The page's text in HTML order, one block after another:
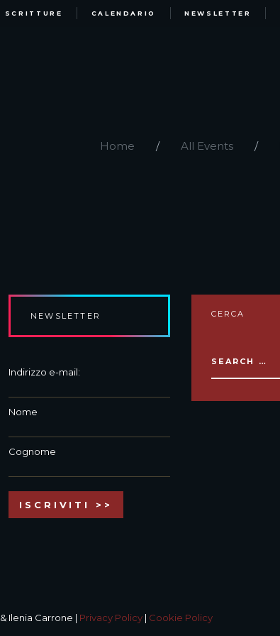
SCRITTURE CALENDARIO NEWSLETTER
Home All Events
NEWSLETTER
Indirizzo e-mail:
Nome
Cognome
CERCA
& Ilenia Carrone | Privacy Policy| Cookie Policy